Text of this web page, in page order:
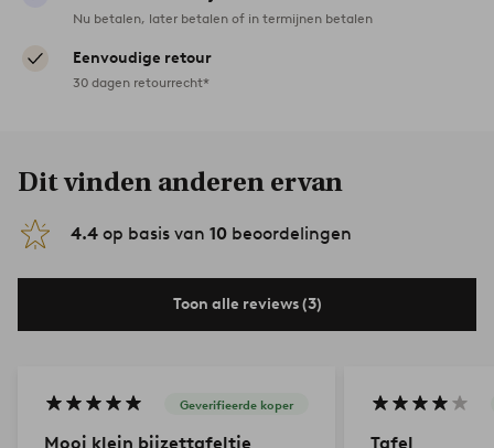
Nu betalen, later betalen of in termijnen betalen
Eenvoudige retour
30 dagen retourrecht*
Dit vinden anderen ervan
4.4 op basis van 10 beoordelingen
Toon alle reviews (3)
Geverifieerde koper
Mooi klein bijzettafeltje Tafel